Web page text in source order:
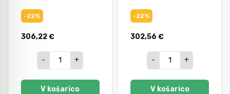
-22%
306,22 €
- +
V košarico
-22%
302,56 €
- +
V košarico